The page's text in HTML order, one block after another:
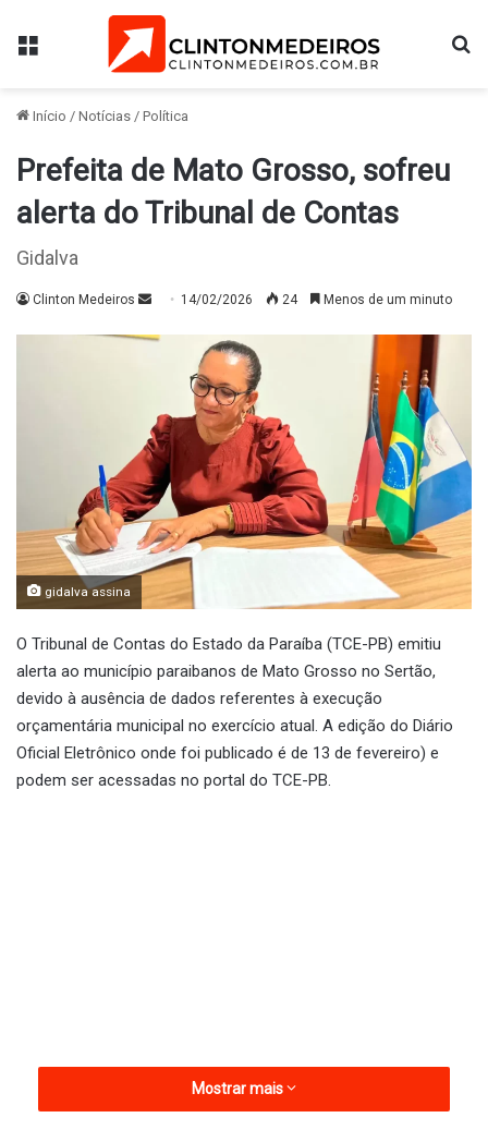
Menu
Início / Notícias / Política
Prefeita de Mato Grosso, sofreu
alerta do Tribunal de Contas
Gidalva
Clinton Medeiros
Mande14/02/2026 24 Menos de um minuto
gidalva assina
O Tribunal de Contas do Estado da Paraíba (TCE-PB) emitiu
alerta ao município paraibanos de Mato Grosso no Sertão,
devido à ausência de dados referentes à execução
orçamentária municipal no exercício atual. A edição do Diário
Oficial Eletrônico onde foi publicado é de 13 de fevereiro) e
podem ser acessadas no portal do TCE-PB.
Mostrar mais